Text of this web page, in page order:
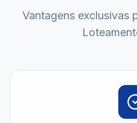
Vantagens exclusivas